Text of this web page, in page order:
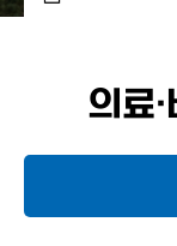
의료